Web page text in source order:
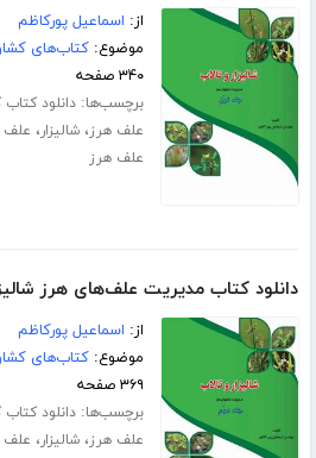
از: اسماعیل پورکاظم
موضوع:کتاب‌های
۳۴۰ صفحه
برچسب‌ها:دانلود
علف هرز،شالیزار، علف
علف هرز
دانلود کتاب مدیریت علف‌های هرز
از: اسماعیل پورکاظم
موضوع:کتاب‌های
۳۶۹ صفحه
برچسب‌ها:دانلود
علف هرز،شالیزار، علف